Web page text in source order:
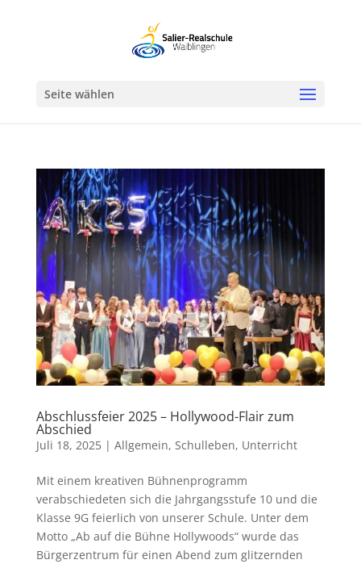
Seite wählen
Abschlussfeier 2025 – Hollywood-Flair zum
Abschied
Juli 18, 2025| Allgemein, Schulleben, Unterricht
Mit einem kreativen Bühnenprogramm
verabschiedeten sich die Jahrgangsstufe 10 und die
Klasse 9G feierlich von unserer Schule. Unter dem
Motto „Ab auf die Bühne Hollywoods“ wurde das
Bürgerzentrum für einen Abend zum glitzernden